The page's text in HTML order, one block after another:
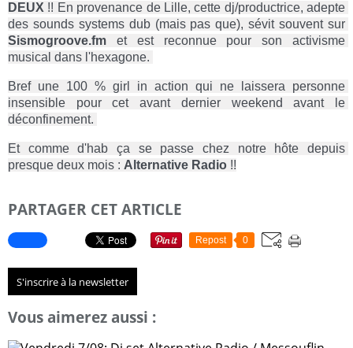
DEUX !! En provenance de Lille, cette dj/productrice, adepte
Sismogroove.fm et est reconnue pour son activisme
musical dans l'hexagone.
Bref une 100 % girl in action qui ne laissera personne
insensible pour cet avant dernier weekend avant le
déconfinement.
Et comme d'hab ça se passe chez notre hôte depuis
presque deux mois : Alternative Radio !!
PARTAGER CET ARTICLE
Repost 0
S'inscrire à la newsletter
Vous aimerez aussi :